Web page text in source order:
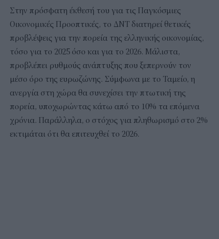
Στην πρόσφατη έκθεσή του για τις Παγκόσμιες
Οικονομικές Προοπτικές, το ΔΝΤ διατηρεί θετικές
προβλέψεις για την πορεία της ελληνικής οικονομίας,
τόσο για το 2025 όσο και για το 2026. Μάλιστα,
προβλέπει ρυθμούς ανάπτυξης που ξεπερνούν τον
μέσο όρο της ευρωζώνης. Σύμφωνα με το Ταμείο, η
ανεργία στη χώρα θα συνεχίσει την πτωτική της
πορεία, υποχωρώντας κάτω από το 10% τα επόμενα
χρόνια. Παράλληλα, ο στόχος για πληθωρισμό στο 2%
εκτιμάται ότι θα επιτευχθεί το 2026.